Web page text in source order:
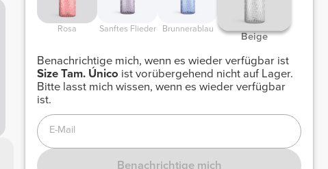
Rosa Sanftes Flieder Brunnerablau
Beige
Benachrichtige mich, wenn es wieder verfügbar ist
Size Tam. Único ist vorübergehend nicht auf Lager.
Bitte lasst mich wissen, wenn es wieder verfügbar
ist.
E-Mail
Benachrichtige mich